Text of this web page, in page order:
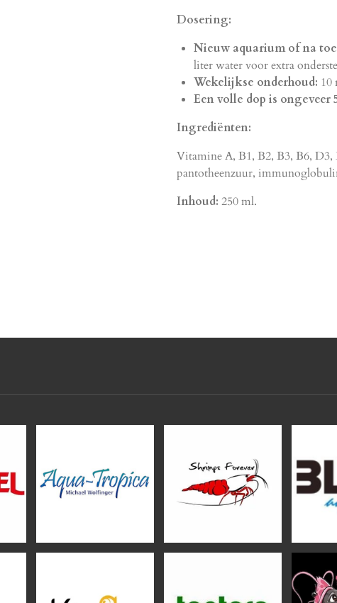
Dosering:
Nieuw aquarium of na
liter water voor extra
Wekelijkse onderhoud: 10
Een volle dop is ongeveer
Ingrediënten:
Vitamine A, B1, B2, B3, B6, D3,
pantotheenzuur,
Inhoud: 250 ml.